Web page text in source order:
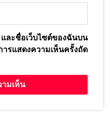
อเว็บไซต์ของฉันบน
รแสดงความเห็นครั้งถัด